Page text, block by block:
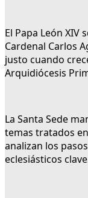
El Papa León XIV
Cardenal Carlos
justo cuando
Arquidiócesis
La Santa Sede
temas tratados
analizan los
eclesiásticos